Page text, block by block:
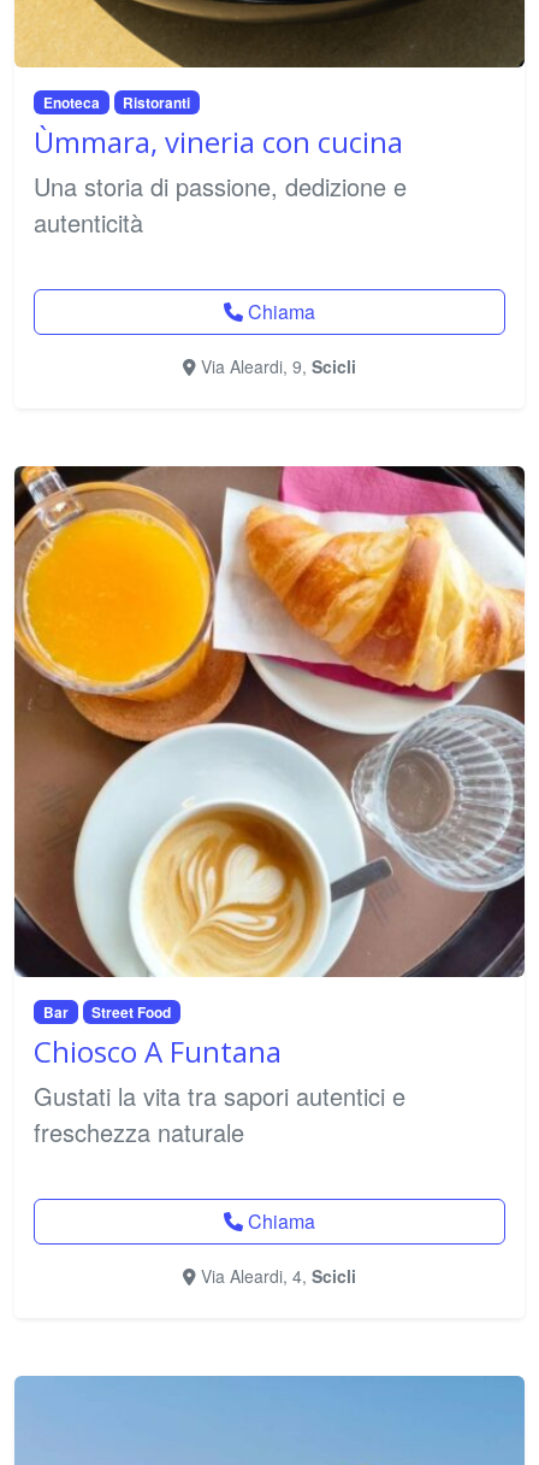
Enoteca Ristoranti
Ùmmara, vineria con cucina
Una storia di passione, dedizione e
autenticità
Chiama
Via Aleardi, 9, Scicli
Bar Street Food
Chiosco A Funtana
Gustati la vita tra sapori autentici e
freschezza naturale
Chiama
Via Aleardi, 4, Scicli